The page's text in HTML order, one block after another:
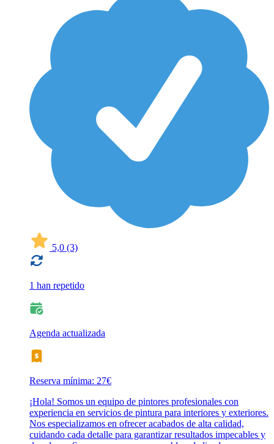
5,0 (3)
1 han repetido
Agenda actualizada
Reserva mínima: 27€
¡Hola! Somos un equipo de pintores profesionales con
experiencia en servicios de pintura para interiores y exteriores.
Nos especializamos en ofrecer acabados de alta calidad,
cuidando cada detalle para garantizar resultados impecables y